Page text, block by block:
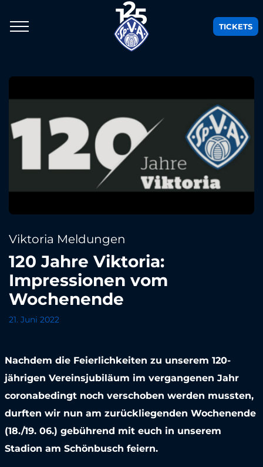
TICKETS
Viktoria Meldungen
120 Jahre Viktoria:
Impressionen vom
Wochenende
21. Juni 2022
Nachdem die Feierlichkeiten zu unserem 120-
jährigen Vereinsjubiläum im vergangenen Jahr
coronabedingt noch verschoben werden mussten,
durften wir nun am zurückliegenden Wochenende
(18./19. 06.) gebührend mit euch in unserem
Stadion am Schönbusch feiern.